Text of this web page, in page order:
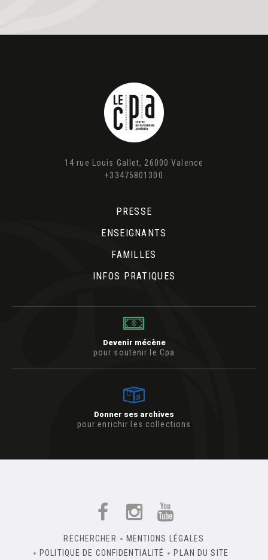
14 rue Louis Gallet, 26000 Valence
+33475801300
PRESSE
ENSEIGNANTS
FAMILLES
INFOS PRATIQUES
Devenir mécène
pour soutenir le Cpa
Donner ses archives
pour enrichir les collections
RECHERCHER
MENTIONS LÉGALES
POLITIQUE DE CONFIDENTIALITÉ
PLAN DU SITE